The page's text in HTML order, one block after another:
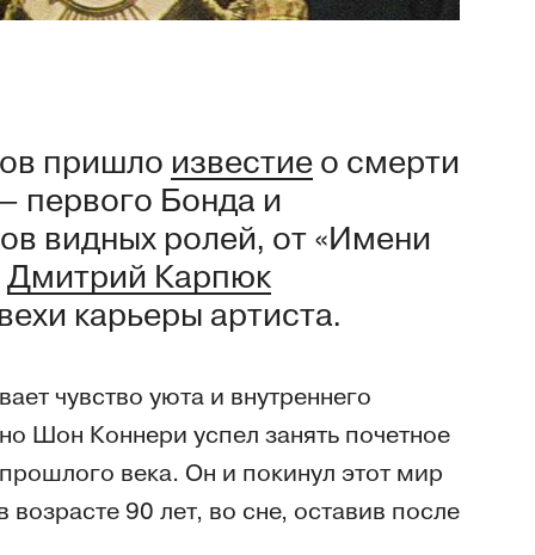
пришло известиео смерти
первого Бонда и
видных ролей, от «Имени
Дмитрий Карпюк
карьеры артиста.
чувство уюта и внутреннего
Шон Коннери успел занять почетное
века. Он и покинул этот мир
90 лет, во сне, оставив после